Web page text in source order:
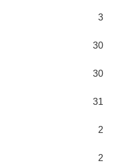
3
30
30
31
2
2